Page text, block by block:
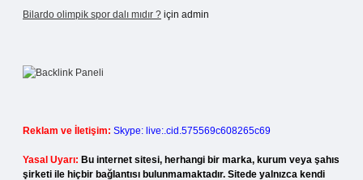
Bilardo olimpik spor dalı mıdır ? için admin
Reklam ve İletişim: Skype: live:.cid.575569c608265c69
Yasal Uyarı: Bu internet sitesi, herhangi bir marka, kurum veya şahıs
şirketi ile hiçbir bağlantısı bulunmamaktadır. Sitede yalnızca kendi